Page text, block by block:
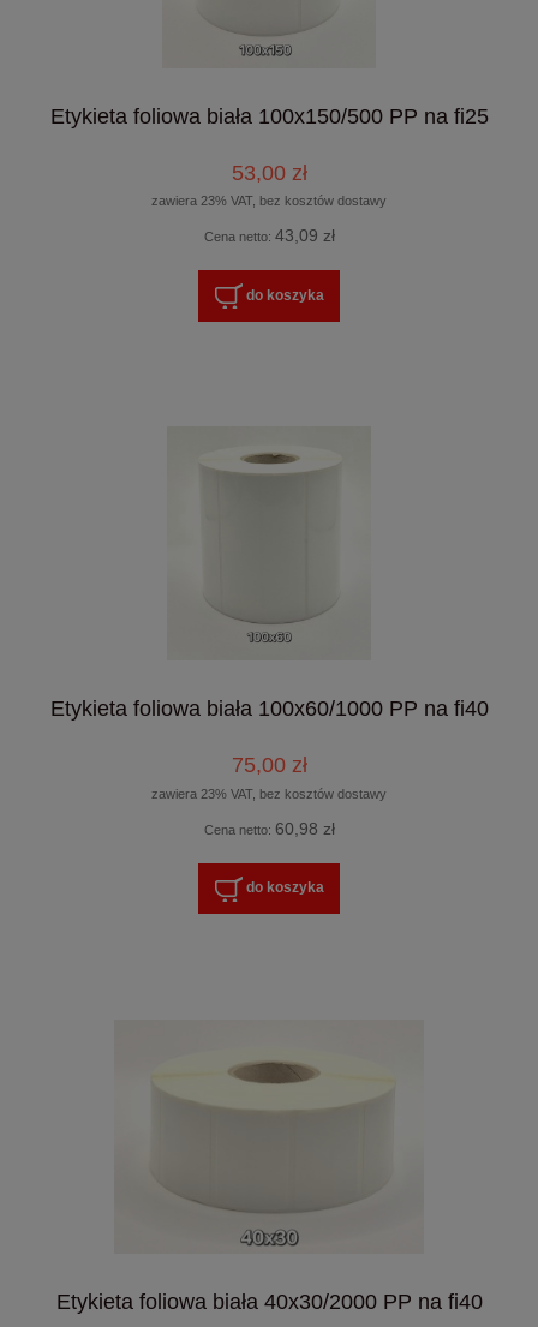
Etykieta foliowa biała 100x150/500 PP na fi25
53,00 zł
zawiera 23% VAT, bez kosztów dostawy
Cena netto: 43,09 zł
do koszyka
Etykieta foliowa biała 100x60/1000 PP na fi40
75,00 zł
zawiera 23% VAT, bez kosztów dostawy
Cena netto: 60,98 zł
do koszyka
Etykieta foliowa biała 40x30/2000 PP na fi40